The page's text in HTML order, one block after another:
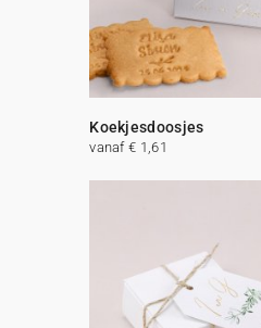
Koekjesdoosjes
vanaf € 1,61